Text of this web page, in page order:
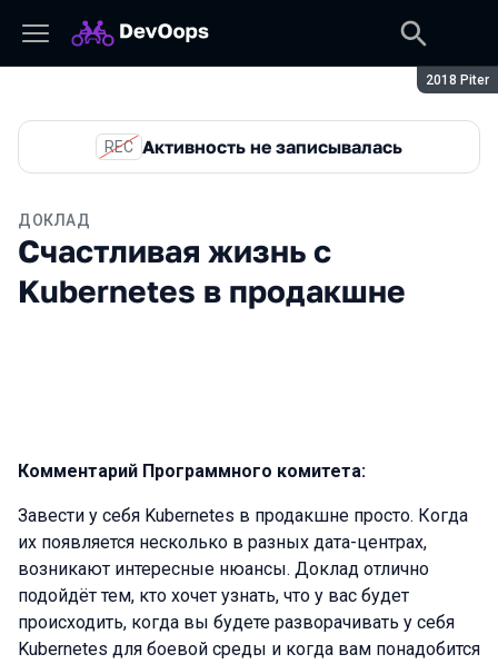
Сезон:
2018 Piter
REC Активность не записывалась
ДОКЛАД
Счастливая жизнь с
Kubernetes в продакшне
Комментарий Программного комитета:
Завести у себя Kubernetes в продакшне просто. Когда
их появляется несколько в разных дата-центрах,
возникают интересные нюансы. Доклад отлично
подойдёт тем, кто хочет узнать, что у вас будет
происходить, когда вы будете разворачивать у себя
Kubernetes для боевой среды и когда вам понадобится